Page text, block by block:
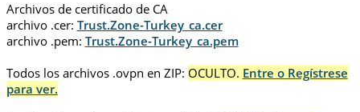
Archivos de certificado de CA
archivo .cer: Trust.Zone-Turkey_ca.cer
archivo .pem: Trust.Zone-Turkey_ca.pem
Todos los archivos .ovpn en ZIP: OCULTO. Entre o Regístrese
para ver.